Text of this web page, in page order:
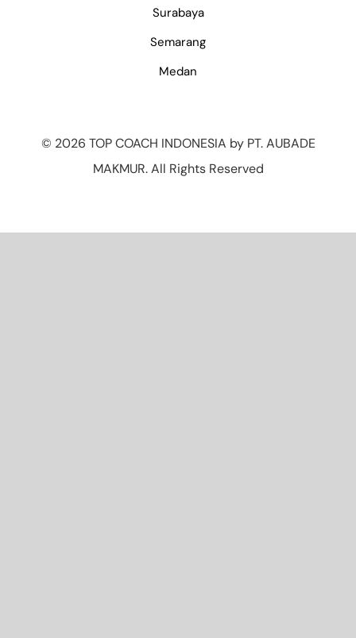
Surabaya
Semarang
Medan
© 2026 TOP COACH INDONESIA by PT. AUBADE
MAKMUR. All Rights Reserved